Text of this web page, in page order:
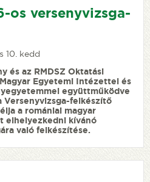
os versenyvizsga-
10. kedd
és az RMDSZ Oktatási
Egyetemi Intézettel és
együttműködve
felkészítő
a romániai magyar
elhelyezkedni kívánó
való felkészítése.